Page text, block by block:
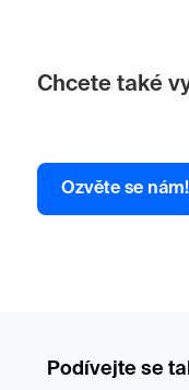
Chcete také
Ozvěte se nám!
Podívejte se